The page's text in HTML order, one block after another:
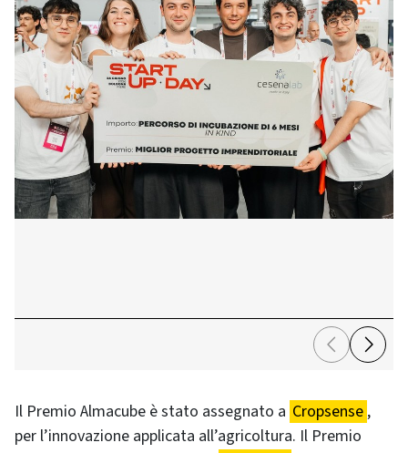
Il Premio Almacube è stato assegnato a Cropsense ,
per l’innovazione applicata all’agricoltura. Il Premio